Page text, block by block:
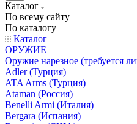
Каталог
По всему сайту
По каталогу
Каталог
ОРУЖИЕ
Оружие нарезное (требуется
Adler (Турция)
ATA Arms (Турция)
Ataman (Россия)
Benelli Armi (Италия)
Bergara (Испания)